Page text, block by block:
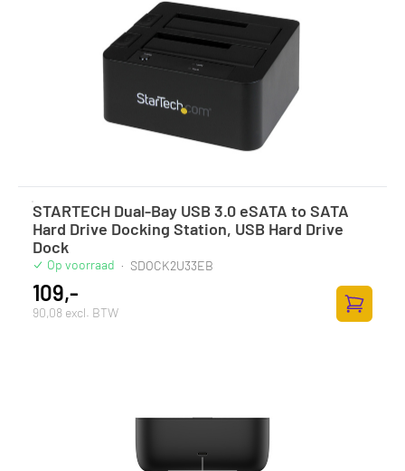
STARTECH Dual-Bay USB 3.0 eSATA to SATA
Hard Drive Docking Station, USB Hard Drive
Dock
Op voorraad · SDOCK2U33EB
109,-
90,08 excl. BTW